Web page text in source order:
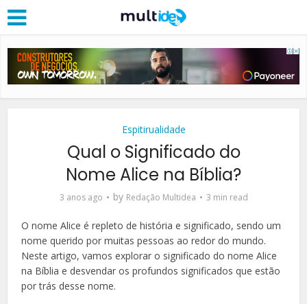
Espitirualidade
Qual o Significado do
Nome Alice na Bíblia?
3 anos ago by Redação Multidea 3 min read
O nome Alice é repleto de história e significado, sendo um
nome querido por muitas pessoas ao redor do mundo.
Neste artigo, vamos explorar o significado do nome Alice
na Bíblia e desvendar os profundos significados que estão
por trás desse nome.